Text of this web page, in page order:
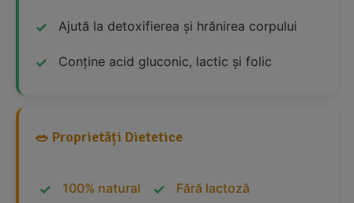
Ajută la detoxifierea și hrănirea corpului
Conține acid gluconic, lactic și folic
🥗 Proprietăți Dietetice
100% natural Fără lactoză